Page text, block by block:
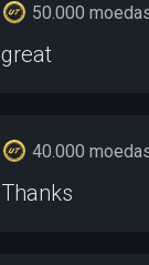
50.000
great
40.000
Thanks